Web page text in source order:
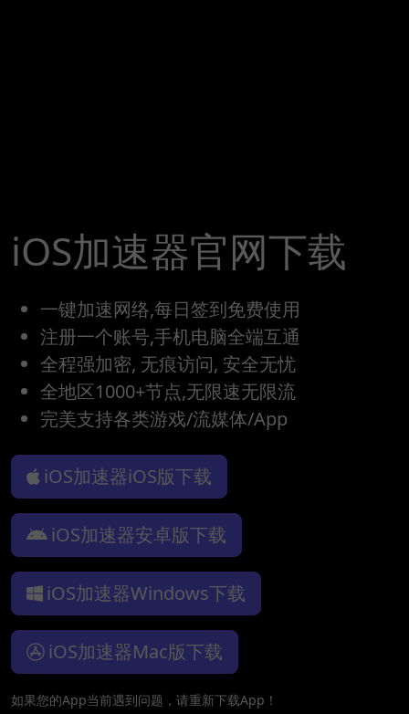
iOS加速器官网下载
一键加速网络,每日签到免费使用
注册一个账号,手机电脑全端互通
全程强加密, 无痕访问, 安全无忧
全地区1000+节点,无限速无限流
完美支持各类游戏/流媒体/App
iOS加速器iOS版下载
iOS加速器安卓版下载
iOS加速器Windows下载
iOS加速器Mac版下载
如果您的App当前遇到问题，请重新下载App！